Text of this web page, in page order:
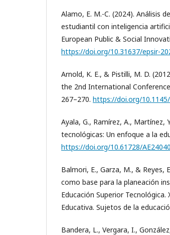
Alamo, E. M.-C. (2024). Análisis
estudiantil con inteligencia
European Public & Social
https://doi.org/10.31637/epsir-
Arnold, K. E., & Pistilli, M. D.
the 2nd International
267–270. https://doi.org/
Ayala, G., Ramírez, A., Martínez,
tecnológicas: Un enfoque a la
https://doi.org/10.61728/
Balmori, E., Garza, M., & Reyes,
como base para la planeación
Educación Superior
Educativa. Sujetos de la
Bandera, L., Vergara, I.,